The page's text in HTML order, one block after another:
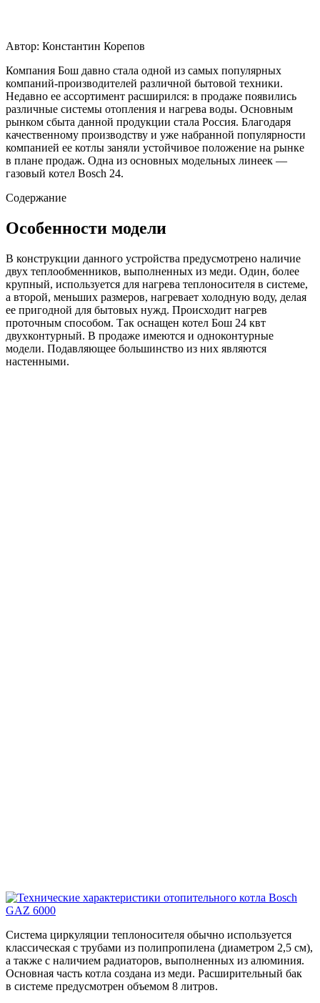
Автор: Константин Корепов
Компания Бош давно стала одной из самых популярных
компаний-производителей различной бытовой техники.
Недавно ее ассортимент расширился: в продаже появились
различные системы отопления и нагрева воды. Основным
рынком сбыта данной продукции стала Россия. Благодаря
качественному производству и уже набранной популярности
компанией ее котлы заняли устойчивое положение на рынке
в плане продаж. Одна из основных модельных линеек —
газовый котел Bosch 24.
Содержание
Особенности модели
В конструкции данного устройства предусмотрено наличие
двух теплообменников, выполненных из меди. Один, более
крупный, используется для нагрева теплоносителя в системе,
а второй, меньших размеров, нагревает холодную воду, делая
ее пригодной для бытовых нужд. Происходит нагрев
проточным способом. Так оснащен котел Бош 24 квт
двухконтурный. В продаже имеются и одноконтурные
модели. Подавляющее большинство из них являются
настенными.
Система циркуляции теплоносителя обычно используется
классическая с трубами из полипропилена (диаметром 2,5 см),
а также с наличием радиаторов, выполненных из алюминия.
Основная часть котла создана из меди. Расширительный бак
в системе предусмотрен объемом 8 литров.